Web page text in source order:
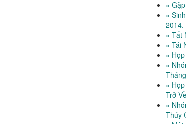
»
»
2014.-
» Tất
» Tái
»
»
»
Trở
»
Thúy